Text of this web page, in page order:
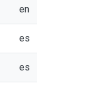
en
es
es